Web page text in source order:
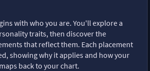
with who you are. You'll explore a
traits, then discover the
that reflect them. Each placement
showing why it applies and how your
back to your chart.